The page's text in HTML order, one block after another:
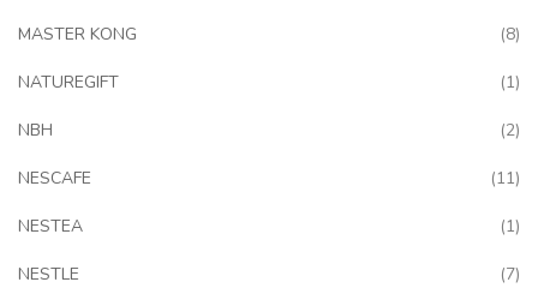
MASTER KONG 8
NATUREGIFT 1
NBH 2
NESCAFE 11
NESTEA 1
NESTLE 7